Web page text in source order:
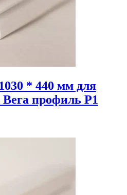
* 440 мм для
Вега профиль Р1